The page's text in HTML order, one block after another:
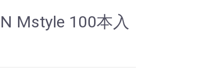
Mstyle 100本入